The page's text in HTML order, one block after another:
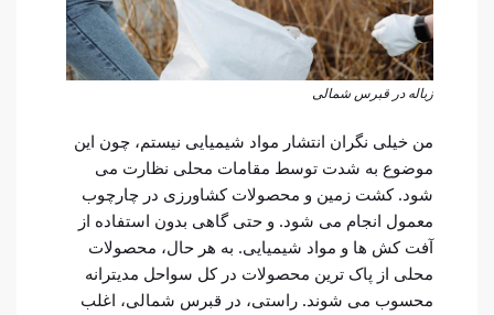
زباله در قبرس شمالی
من خیلی نگران انتشار مواد شیمیایی نیستم، چون این
موضوع به شدت توسط مقامات محلی نظارت می
شود. کشت زمین و محصولات کشاورزی در چارچوب
معمول انجام می شود. و حتی گاهی بدون استفاده از
آفت کش ها و مواد شیمیایی. به هر حال، محصولات
محلی از پاک ترین محصولات در کل سواحل مدیترانه
محسوب می شوند. راستی، در قبرس شمالی، اغلب